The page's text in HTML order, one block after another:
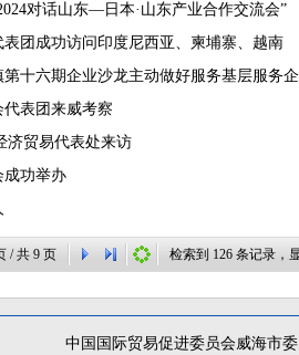
对话山东—日本·山东产业合作交流会”
团成功访问印度尼西亚、柬埔寨、越南
十六期企业沙龙主动做好服务基层服务
表团来威考察
济贸易代表处来访
成功举办
/ 共 9 页 检索到 126 条记录，
中国国际贸易促进委员会威海市